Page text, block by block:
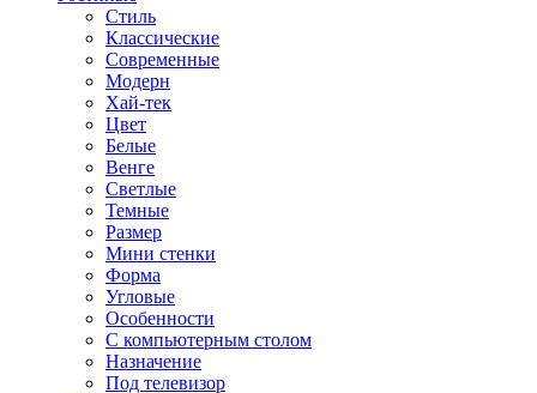
Стиль
Классические
Современные
Модерн
Хай-тек
Цвет
Белые
Венге
Светлые
Темные
Размер
Мини стенки
Форма
Угловые
Особенности
С компьютерным столом
Назначение
Под телевизор